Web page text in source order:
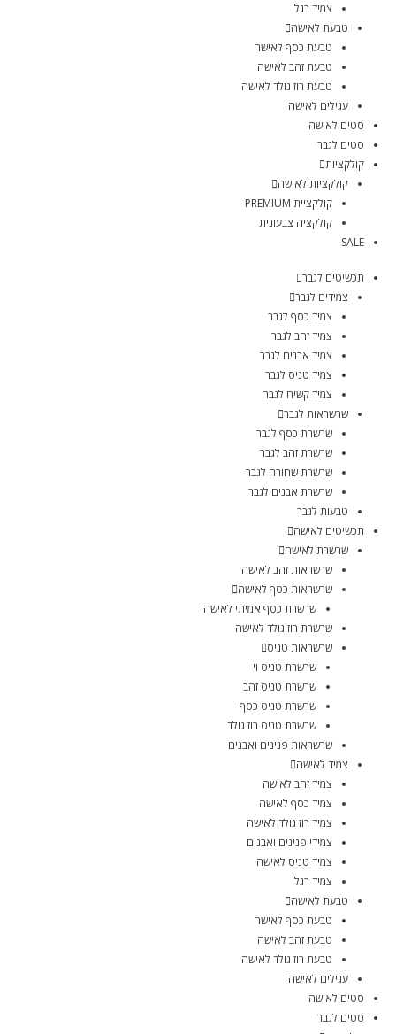
צמיד רגל
טבעת לאישה
טבעת כסף לאישה
טבעת זהב לאישה
טבעת רוז גולד לאישה
עגילים לאישה
סטים לאישה
סטים לגבר
קולקציות
קולקציות לאישה
קולקציית PREMIUM
קולקציה צבעונית
SALE
תכשיטים לגבר
צמידים לגבר
צמיד כסף לגבר
צמיד זהב לגבר
צמיד אבנים לגבר
צמיד טניס לגבר
צמיד קשיח לגבר
שרשראות לגבר
שרשרת כסף לגבר
שרשרת זהב לגבר
שרשרת שחורה לגבר
שרשרת אבנים לגבר
טבעות לגבר
תכשיטים לאישה
שרשרת לאישה
שרשראות זהב לאישה
שרשראות כסף לאישה
שרשרת כסף אמיתי לאישה
שרשרת רוז גולד לאישה
שרשראות טניס
שרשרת טניס וי
שרשרת טניס זהב
שרשרת טניס כסף
שרשרת טניס רוז גולד
שרשראות פנינים ואבנים
צמיד לאישה
צמיד זהב לאישה
צמיד כסף לאישה
צמיד רוז גולד לאישה
צמידי פנינים ואבנים
צמיד טניס לאישה
צמיד רגל
טבעת לאישה
טבעת כסף לאישה
טבעת זהב לאישה
טבעת רוז גולד לאישה
עגילים לאישה
סטים לאישה
סטים לגבר